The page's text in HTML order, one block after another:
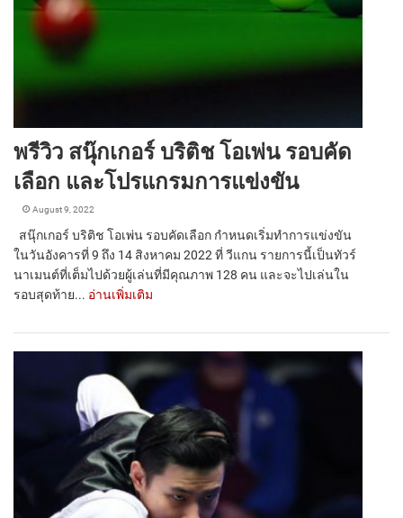
พรีวิว สนุ๊กเกอร์ บริติช โอเพ่น รอบคัด
เลือก และโปรแกรมการแข่งขัน
August 9, 2022
สนุ๊กเกอร์ บริติช โอเพ่น รอบคัดเลือก กำหนดเริ่มทำการแข่งขัน
ในวันอังคารที่ 9 ถึง 14 สิงหาคม 2022 ที่ วีแกน รายการนี้เป็นทัวร์
นาเมนต์ที่เต็มไปด้วยผู้เล่นที่มีคุณภาพ 128 คน และจะไปเล่นใน
รอบสุดท้าย... อ่านเพิ่มเติม